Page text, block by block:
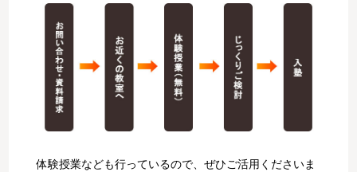
体験授業なども行っているので、ぜひご活用くださいま